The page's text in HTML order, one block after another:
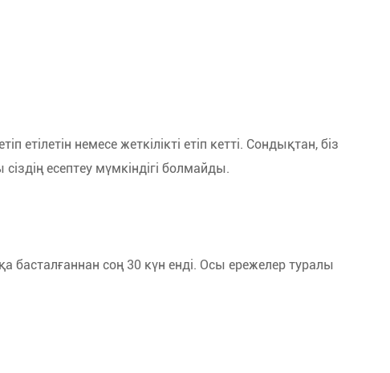
етілетін немесе жеткілікті етіп кетті. Сондықтан, біз
сіздің есептеу мүмкіндігі болмайды.
басталғаннан соң 30 күн енді. Осы ережелер туралы